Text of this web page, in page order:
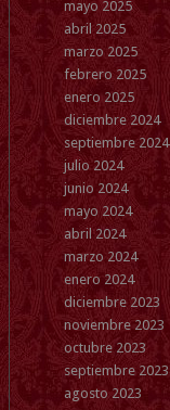
mayo 2025
abril 2025
marzo 2025
febrero 2025
enero 2025
diciembre 2024
septiembre 2024
julio 2024
junio 2024
mayo 2024
abril 2024
marzo 2024
enero 2024
diciembre 2023
noviembre 2023
octubre 2023
septiembre 2023
agosto 2023